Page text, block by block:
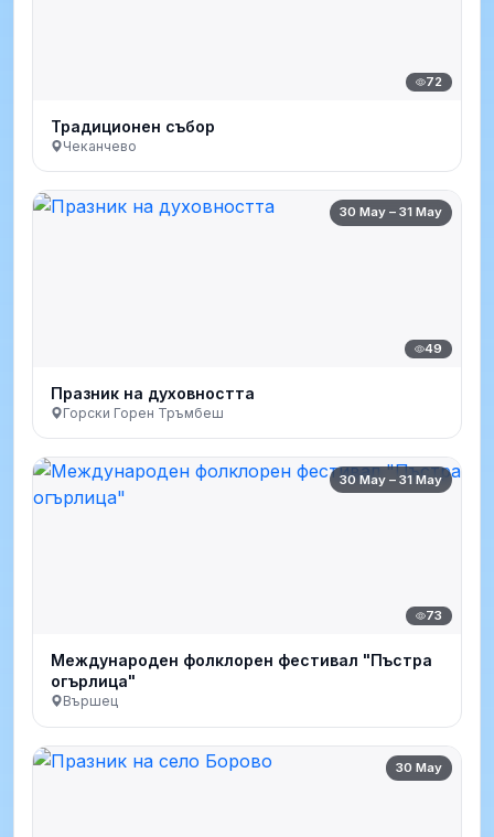
72
Традиционен събор
Чеканчево
30 May – 31 May
49
Празник на духовността
Горски Горен Тръмбеш
30 May – 31 May
73
Международен фолклорен фестивал "Пъстра
огърлица"
Вършец
30 May